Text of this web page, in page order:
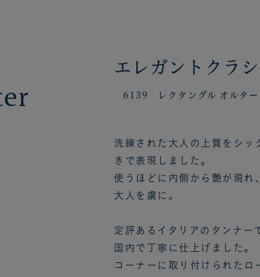
エレガントクラ
6139 レクタングル オルタ
洗練された大人の上質をシッ
きで表現しました。
使うほどに内側から艶が現れ
大人を虜に。
定評あるイタリアのタンナー
国内で丁寧に仕上げました。
コーナーに取り付けられたロ